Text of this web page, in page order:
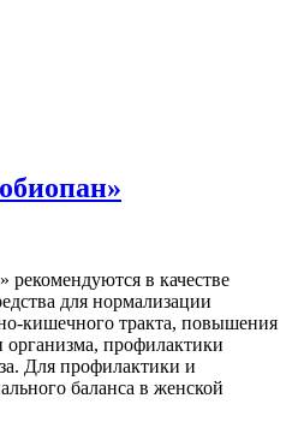
в качестве
для нормализации
кишечного тракта, повышения
организма, профилактики
Для профилактики и
баланса в женской